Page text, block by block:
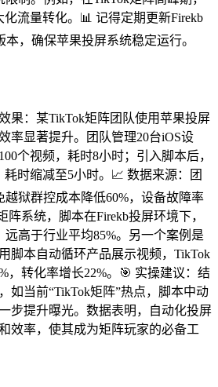
流量转化。📊 记得定期更新Firekb
，确保苹果投屏系统稳定运行。
果：某TikTok矩阵团队使用苹果投屏
率显著提升。团队管理20台iOS设
个视频，耗时8小时；引入脚本后，
耗时缩减至5小时。📈 数据来源：团
越狱群控成本降低60%，设备故障率
阵系统，脚本在Firekb投屏环境下，
远高于行业平均85%。另一个案例是
脚本自动循环产品展示视频，TikTok
，转化率增长22%。🎯 实操建议：结
如当前“TikTok矩阵”热点，脚本中动
步提升曝光。数据表明，自动化投屏
效率，使其成为矩阵玩家的必备工